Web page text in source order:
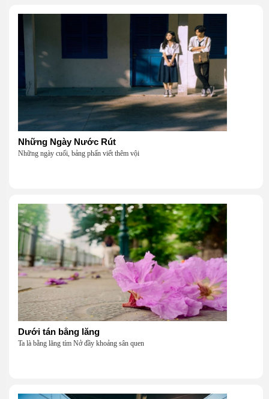
Những Ngày Nước Rút
Những ngày cuối, bảng phấn viết thêm vội
Dưới tán bằng lăng
Ta là bằng lăng tím Nở đầy khoảng sân quen